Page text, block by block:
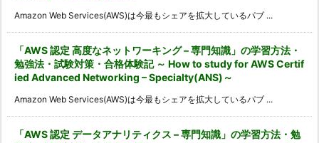
Amazon Web Services(AWS)は今最もシェアを拡大しているパブ ...
「AWS 認定 高度なネットワーキング – 専門知識」の学習方法・
勉強法・試験対策・合格体験記 ～ How to study for AWS Certif
ied Advanced Networking – Specialty(ANS)～
Amazon Web Services(AWS)は今最もシェアを拡大しているパブ ...
「AWS 認定 データアナリティクス – 専門知識」の学習方法・勉